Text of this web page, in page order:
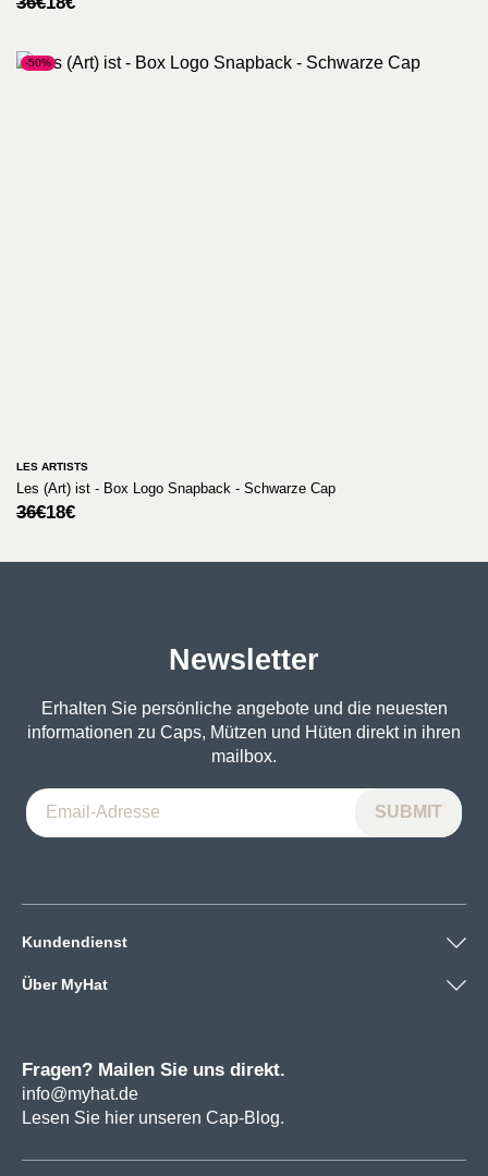
36€
18€.
-50%
LES ARTISTS
Les (Art) ist - Box Logo Snapback - Schwarze Cap
36€
Ursprünglicher
36€
18€
Aktueller
18€.
Newsletter
Erhalten Sie persönliche angebote und die neuesten
informationen zu Caps, Mützen und Hüten direkt in ihren
mailbox.
Kundendienst
Über MyHat
Fragen? Mailen Sie uns direkt.
info@myhat.de
Lesen Sie hier unseren Cap-Blog.